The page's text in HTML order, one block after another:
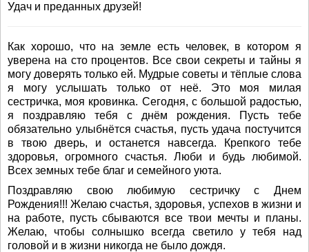
Удач и преданных друзей!
Как хорошо, что на земле есть человек, в котором я
уверена на сто процентов. Все свои секреты и тайны я
могу доверять только ей. Мудрые советы и тёплые слова
я могу услышать только от неё. Это моя милая
сестричка, моя кровинка. Сегодня, с большой радостью,
я поздравляю тебя с днём рождения. Пусть тебе
обязательно улыбнётся счастья, пусть удача постучится
в твою дверь, и останется навсегда. Крепкого тебе
здоровья, огромного счастья. Люби и будь любимой.
Всех земных тебе благ и семейного уюта.
Поздравляю свою любимую сестричку с Днем
Рождения!!! Желаю счастья, здоровья, успехов в жизни и
на работе, пусть сбываются все твои мечты и планы.
Желаю, чтобы солнышко всегда светило у тебя над
головой и в жизни никогда не было дождя.